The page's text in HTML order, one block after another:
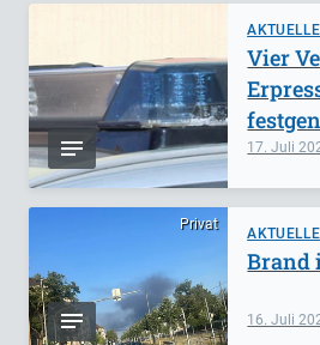
17. Juli
Vier
Privat
16. Juli
Brand